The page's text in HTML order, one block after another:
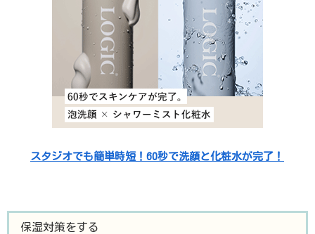
スタジオでも簡単時短！60秒で洗顔と化粧水が完了！
保湿対策をする